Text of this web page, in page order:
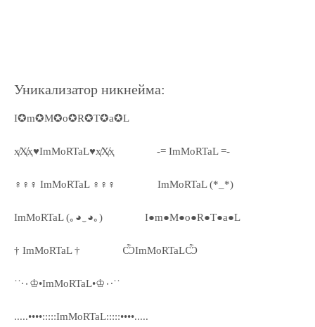
Уникализатор никнейма:
I✪m✪M✪o✪R✪T✪a✪L
ҳ̸Ҳ̸ҳ♥ImMoRTaL♥ҳ̸Ҳ̸ҳ -= ImMoRTaL =-
♀♀♀ ImMoRTaL ♀♀♀ ImMoRTaL (*_*)
ImMoRTaL (｡◕‿◕｡) I●m●M●o●R●T●a●L
† ImMoRTaL † ѼImMoRTaLѼ
˙˙·٠♔•ImMoRTaL•♔٠·˙˙
.....••••:::::ImMoRTaL:::::••••.....